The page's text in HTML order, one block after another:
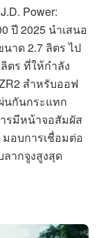
Power:
ปี 2025 นำเสนอ
าด 2.7 ลิตร ไป
ตร ที่ให้กำลัง
สำหรับออฟ
นกันกระแทก
รมีหน้าจอสัมผัส
อบการเชื่อมต่อ
ากจูงสูงสุด